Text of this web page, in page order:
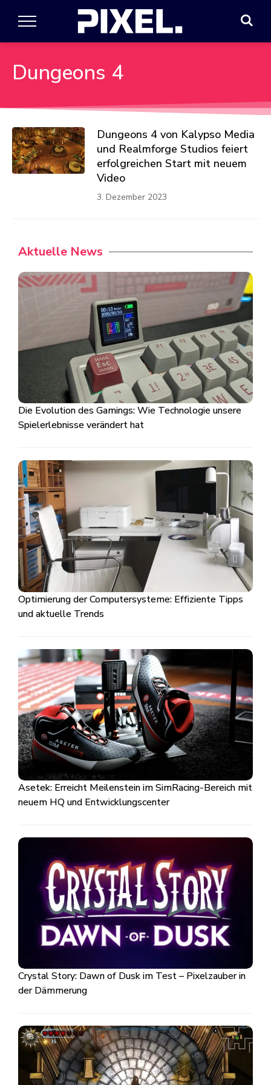
Dungeons 4
Dungeons 4 von Kalypso Media
und Realmforge Studios feiert
erfolgreichen Start mit neuem
Video
3. Dezember 2023
Aktuelle News
Die Evolution des Gamings: Wie Technologie unsere
Spielerlebnisse verändert hat
Optimierung der Computersysteme: Effiziente Tipps
und aktuelle Trends
Asetek: Erreicht Meilenstein im SimRacing-Bereich mit
neuem HQ und Entwicklungscenter
Crystal Story: Dawn of Dusk im Test – Pixelzauber in
der Dämmerung